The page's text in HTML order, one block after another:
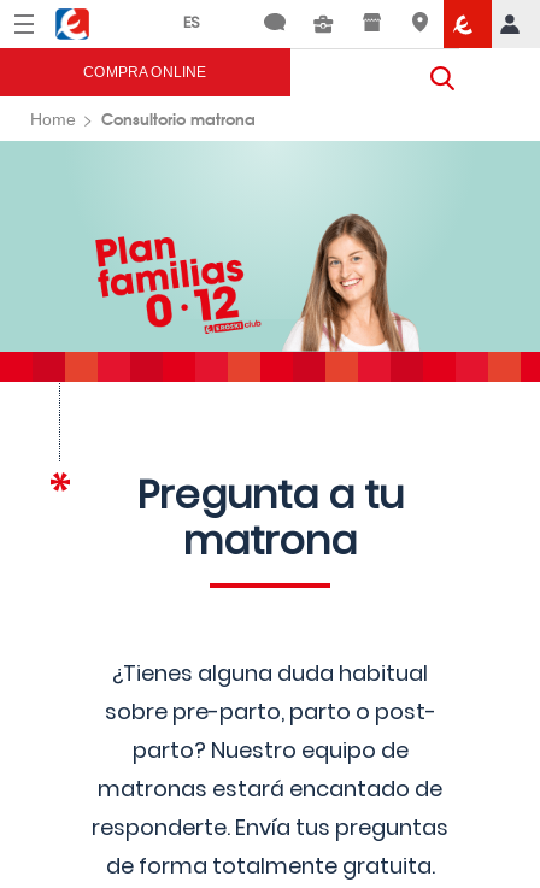
Menú Eroski
COMPRA ONLINE
Home Consultorio matrona
Pregunta a tu
matrona
¿Tienes alguna duda habitual
sobre pre-parto, parto o post-
parto? Nuestro equipo de
matronas estará encantado de
responderte. Envía tus preguntas
de forma totalmente gratuita.